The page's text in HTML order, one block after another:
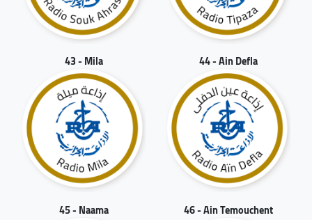
43 - Mila 44 - Ain Defla
45 - Naama 46 - Ain Temouchent